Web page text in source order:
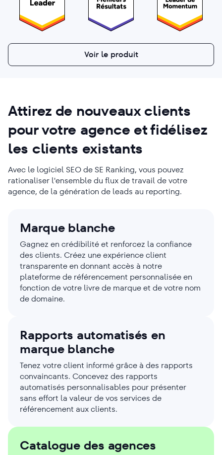
Voir le produit
Attirez de nouveaux clients
pour votre agence et fidélisez
les clients existants
Avec le logiciel SEO de SE Ranking, vous pouvez
rationaliser l'ensemble du flux de travail de votre
agence, de la génération de leads au reporting.
Marque blanche
Gagnez en crédibilité et renforcez la confiance
des clients. Créez une expérience client
transparente en donnant accès à notre
plateforme de référencement personnalisée en
fonction de votre livre de marque et de votre nom
de domaine.
Rapports automatisés en
marque blanche
Tenez votre client informé grâce à des rapports
convaincants. Concevez des rapports
automatisés personnalisables pour présenter
sans effort la valeur de vos services de
référencement aux clients.
Catalogue des agences